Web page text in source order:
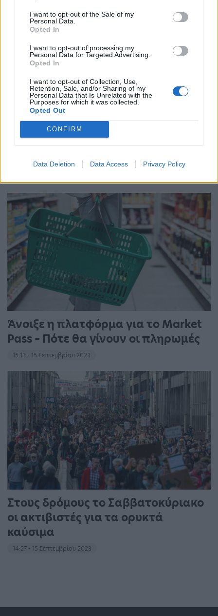
I want to opt-out of the Sale of my
Personal Data.
Opted In
I want to opt-out of processing my
Personal Data for Targeted Advertising.
Opted In
I want to opt-out of Collection, Use,
Retention, Sale, and/or Sharing of my
Personal Data that Is Unrelated with the
Purposes for which it was collected.
Opted Out
CONFIRM
Data Deletion Data Access Privacy Policy
Ένας στους 4 αναιρεί τα οφέλη των
υγιεινών γευμάτων με ανθυγιεινά
σνακ
Άνοιξε η πλατφόρμα για το Market
Pass – Πότε θα γίνουν οι πληρωμές
15:13 - 15 Σεπτεμβρίου 2023
Στους δρόμους το Σαββατοκύριακο
οι ακτιβιστές για τα ορυκτά
καύσιμα
14:27 - 15 Σεπτεμβρίου 2023